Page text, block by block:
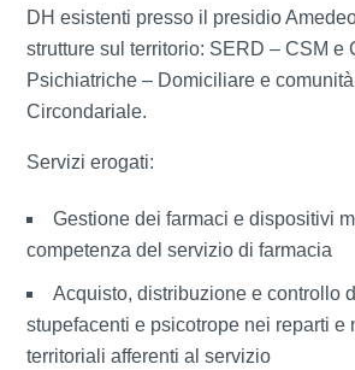
DH esistenti presso il presidio
strutture sul territorio: SERD – CSM e
Psichiatriche – Domiciliare e
Circondariale.
Servizi erogati:
Gestione dei farmaci e dispositivi
competenza del servizio di farmacia
Acquisto, distribuzione e controllo
stupefacenti e psicotrope nei reparti e
territoriali afferenti al servizio